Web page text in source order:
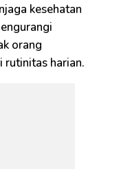
kesehatan
orang
rutinitas harian.